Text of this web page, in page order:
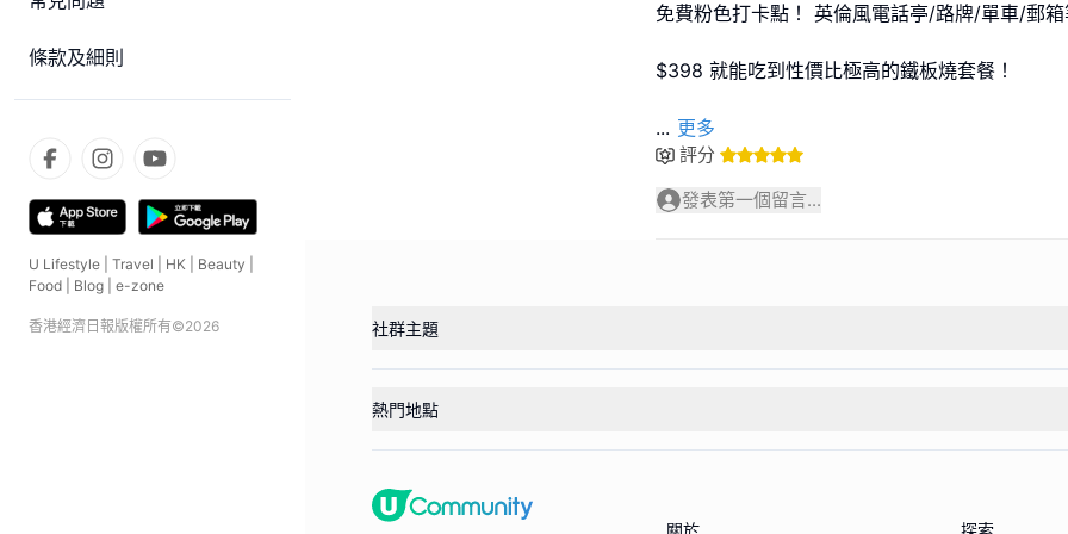
條款及細則
U Lifestyle Travel HK Beauty
Food
Blog e-zone
香港經濟日報版權所有©2026
免費粉色打卡點！ 英倫風電話亭/路牌/單車/郵
$398 就能吃到性價比極高的鐵板燒套餐！
... 更多
評分
發表第一個留言...
社群主題
熱門地點
關於 探索